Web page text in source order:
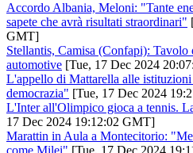
Accordo Albania, Meloni: "Tante
sapete che avrà risultati straordinari"
GMT]
Stellantis, Camisa (Confapi):
automotive [Tue, 17 Dec 2024
L'appello di Mattarella alle
democrazia" [Tue, 17 Dec 2024
L'Inter all'Olimpico gioca a tennis.
17 Dec 2024 19:12:02 GMT]
Marattin in Aula a Montecitorio:
come Milei" [Tue, 17 Dec 2024